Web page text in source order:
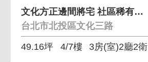
文化方正邊間將宅 社區稀有大坪數釋出 方正格局
台北市北投區文化三路
49.16坪 4/7樓 3房(室)2廳2衛